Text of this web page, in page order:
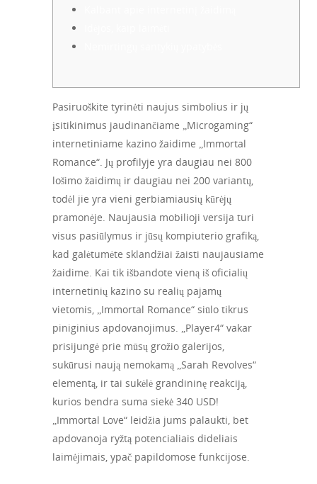
Pasiruoškite tyrinėti naujus simbolius ir jų
įsitikinimus jaudinančiame „Microgaming“
internetiniame kazino žaidime „Immortal
Romance“. Jų profilyje yra daugiau nei 800
lošimo žaidimų ir daugiau nei 200 variantų,
todėl jie yra vieni gerbiamiausių kūrėjų
pramonėje. Naujausia mobilioji versija turi
visus pasiūlymus ir jūsų kompiuterio grafiką,
kad galėtumėte sklandžiai žaisti naujausiame
žaidime. Kai tik išbandote vieną iš oficialių
internetinių kazino su realių pajamų
vietomis, „Immortal Romance“ siūlo tikrus
piniginius apdovanojimus. „Player4“ vakar
prisijungė prie mūsų grožio galerijos,
sukūrusi naują nemokamą „Sarah Revolves“
elementą, ir tai sukėlė grandininę reakciją,
kurios bendra suma siekė 340 USD!
„Immortal Love“ leidžia jums palaukti, bet
apdovanoja ryžtą potencialiais dideliais
laimėjimais, ypač papildomose funkcijose.